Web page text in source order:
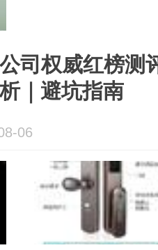
司权威红榜测
｜避坑指南
06